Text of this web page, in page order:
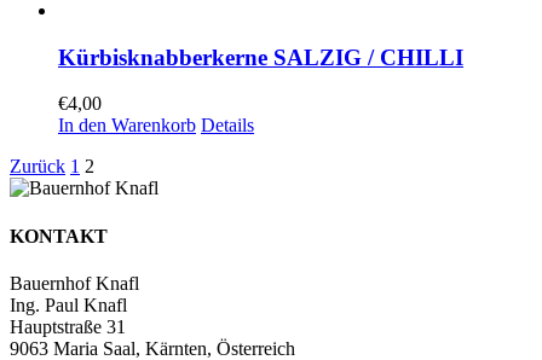
Kürbisknabberkerne SALZIG / CHILLI
€4,00
In den Warenkorb Details
Zurück 1 2
KONTAKT
Bauernhof Knafl
Ing. Paul Knafl
Hauptstraße 31
9063 Maria Saal, Kärnten, Österreich